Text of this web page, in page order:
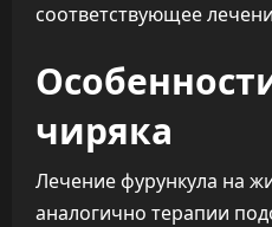
соответствующее
чиряка
Лечение фурункула на
аналогично терапии